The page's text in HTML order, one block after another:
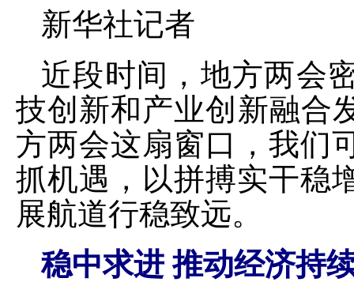
新华社记者
近段时间，地方两会
技创新和产业创新融
方两会这扇窗口，我们
抓机遇，以拼搏实干稳
展航道行稳致远。
稳中求进 推动经济持